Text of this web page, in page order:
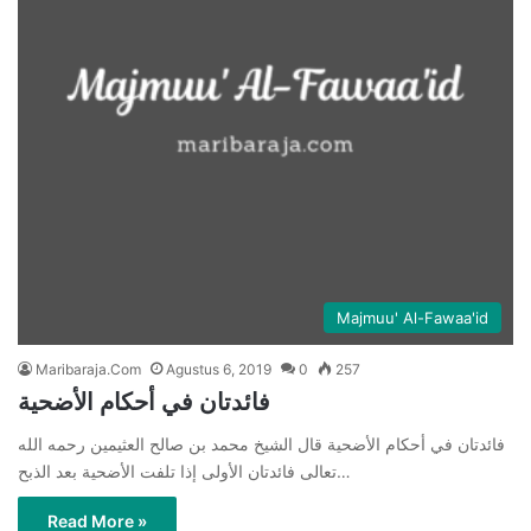
Majmuu' Al-Fawaa'id
Maribaraja.Com Agustus 6, 2019 0 257
فائدتان في أحكام الأضحية
فائدتان في أحكام الأضحية قال الشيخ محمد بن صالح العثيمين رحمه الله
تعالى فائدتان الأولى إذا تلفت الأضحية بعد الذبح…
Read More »